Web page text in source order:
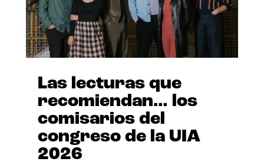
Las lecturas que
recomiendan… los
comisarios del
congreso de la UIA
2026